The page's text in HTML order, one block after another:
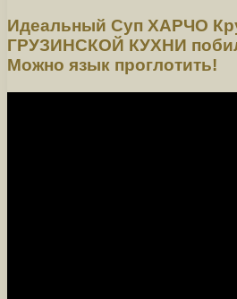
Идеальный Суп ХАРЧО
ГРУЗИНСКОЙ КУХНИ
Можно язык проглотить!